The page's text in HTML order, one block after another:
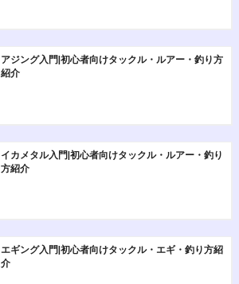
アジング入門|初心者向けタックル・ルアー・釣り方
紹介
イカメタル入門|初心者向けタックル・ルアー・釣り
方紹介
エギング入門|初心者向けタックル・エギ・釣り方紹
介